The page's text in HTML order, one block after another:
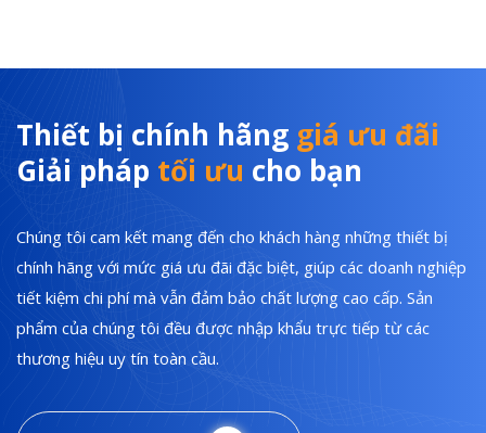
Thiết bị chính hãng giá ưu đãi
Giải pháp tối ưu cho bạn
Chúng tôi cam kết mang đến cho khách hàng những thiết bị
chính hãng với mức giá ưu đãi đặc biệt, giúp các doanh nghiệp
tiết kiệm chi phí mà vẫn đảm bảo chất lượng cao cấp. Sản
phẩm của chúng tôi đều được nhập khẩu trực tiếp từ các
thương hiệu uy tín toàn cầu.